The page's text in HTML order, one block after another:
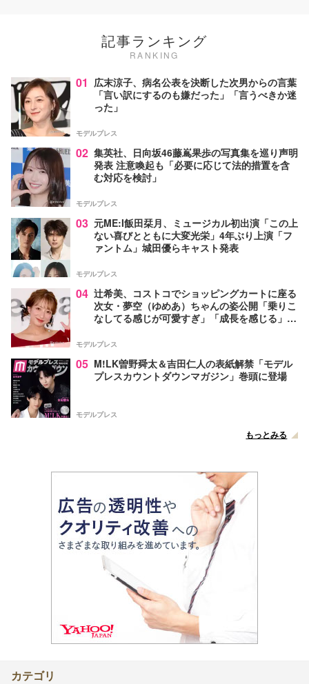
記事ランキング
RANKING
01 広末涼子、病名公表を決断した次男からの言葉
「言い訳にするのも嫌だった」「言うべきか迷
った」
モデルプレス
02 集英社、日向坂46藤嶌果歩の写真集を巡り声明
発表 注意喚起も「必要に応じて法的措置を含
む対応を検討」
モデルプレス
03 元ME:I飯田栞月、ミュージカル初出演「この上
ない喜びとともに大変光栄」4年ぶり上演「フ
ァントム」城田優らキャスト発表
モデルプレス
04 辻希美、コストコでショッピングカートに座る
次女・夢空（ゆめあ）ちゃんの姿公開「乗りこ
なしてる感じが可愛すぎ」「成長を感じる」の
モデルプレス
05 M!LK曽野舜太＆吉田仁人の表紙解禁「モデル
プレスカウントダウンマガジン」巻頭に登場
モデルプレス
もっとみる
カテゴリ